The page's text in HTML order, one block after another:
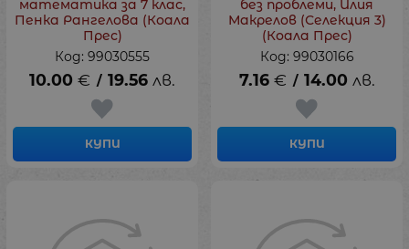
математика за 7 клас,
Пенка Рангелова (Коала
Прес)
Код: 99030555
10.00 € / 19.56 лв.
КУПИ
без проблеми, Илия
Макрелов (Селекция 3)
(Коала Прес)
Код: 99030166
7.16 € / 14.00 лв.
КУПИ